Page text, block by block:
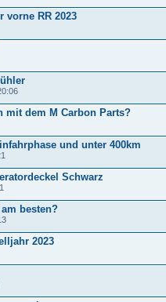
vorne RR 2023
mit dem M Carbon Parts?
und unter 400km
Schwarz
besten?
2023